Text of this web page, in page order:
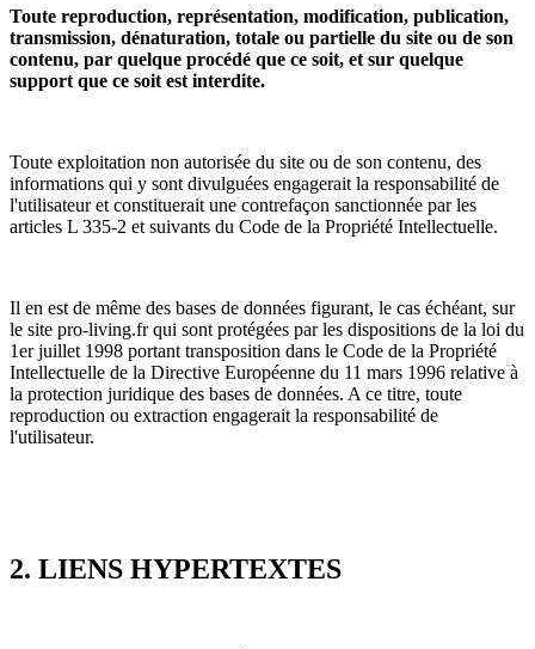
Toute reproduction, représentation, modification, publication,
transmission, dénaturation, totale ou partielle du site ou de son
contenu, par quelque procédé que ce soit, et sur quelque
support que ce soit est interdite.
Toute exploitation non autorisée du site ou de son contenu, des
informations qui y sont divulguées engagerait la responsabilité de
l'utilisateur et constituerait une contrefaçon sanctionnée par les
articles L 335-2 et suivants du Code de la Propriété Intellectuelle.
Il en est de même des bases de données figurant, le cas échéant, sur
le site pro-living.fr qui sont protégées par les dispositions de la loi du
1er juillet 1998 portant transposition dans le Code de la Propriété
Intellectuelle de la Directive Européenne du 11 mars 1996 relative à
la protection juridique des bases de données. A ce titre, toute
reproduction ou extraction engagerait la responsabilité de
l'utilisateur.
2. LIENS HYPERTEXTES